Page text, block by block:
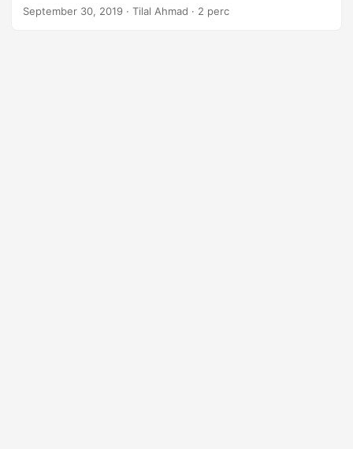
parancsokon keresztül.
September 30, 2019 · Tilal Ahmad · 2 perc